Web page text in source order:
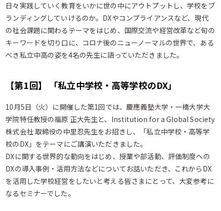
日々実践していく教育をいかに世の中にアウトプットし、学校をブ
ランディングしていけるのか。DXやコンプライアンスなど、現代
の社会課題に関わるテーマをはじめ、国際交流や経営改革など旬の
キーワードを切り口に、コロナ後のニューノーマルの世界で、ある
べき私立中高の姿を4名の先生に語っていただきました。
【第1回】 「私立中学校・高等学校のDX」
10月5日（火）に開催した第1回では、慶應義塾大学・一橋大学大
学院特任教授の福原 正大先生と、Institution for a Global Society
株式会社 取締役の中里忍先生をお招きし、「私立中学校・高等学
校のDX」をテーマにご講演いただきました。
DXに関する世界的な動向をはじめ、授業や部活動、評価制度への
DXの導入事例・活用方法などについてお話いただき、これからDX
を活用した学校経営をしたいと考える皆さまにとって、大変参考に
なるセミナーでした。